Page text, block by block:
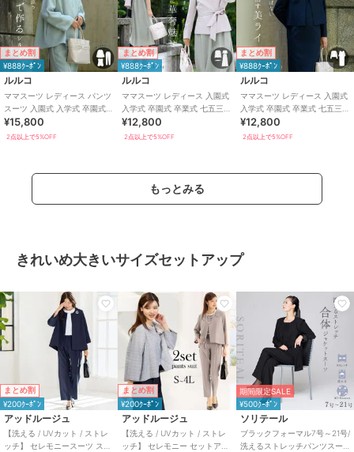
まとめ割
¥888ｸｰﾎﾟﾝ
ルルコ
ママスーツ レディース パンツ
スーツ 入園式 入学式 卒園式
卒業式 七五三 セレモニー フォ
ーマル
¥15,800
2点以上で5%OFF
まとめ割
¥888ｸｰﾎﾟﾝ
ルルコ
ママスーツ レディース 入園式
入学式 卒園式 卒業式 七五三
セレモニー フォーマル
¥12,800
2点以上で5%OFF
まとめ割
¥888ｸｰﾎﾟﾝ
ルルコ
ママスーツ レディース 入園式
入学式 卒園式 卒業式 七五三
セレモニー フォーマル
¥12,800
2点以上で5%OFF
もっとみる
きれいめ大きいサイズセットアップ
まとめ割
¥200ｸｰﾎﾟﾝ
アッドルージュ
【洗える / UVカット / ストレ
ッチ】 セレモニースーツ スト
まとめ割
¥200ｸｰﾎﾟﾝ
アッドルージュ
【洗える / UVカット / ストレ
ッチ】 セレモニー セットアッ
期間限定SALE
¥500ｸｰﾎﾟﾝ
ソリテール
ブラックフォーマル7号～21号/
洗えるストレッチパンツスー